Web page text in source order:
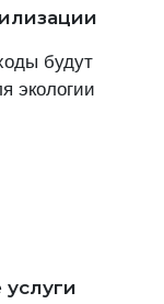
будут
экологии